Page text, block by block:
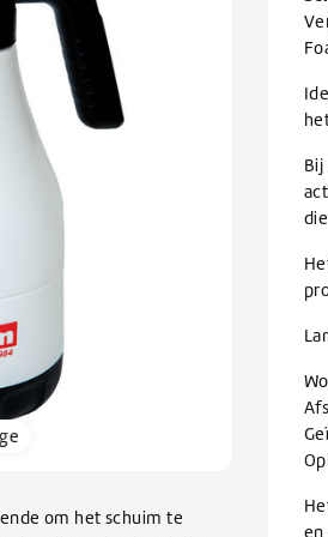
BEKIJK ALLE
Line Premium
BEKIJK ALLE
Ventilatiekanalen
/ Onderdelenreinigers
BEKIJK ALLE
en vullen van
BEKIJK ALLE GLYCOL
BEKIJK ALLE
reiniger
BEKIJK ALLE
BEKIJK ALLE
BEKIJK ALLE
om het schuim te
en